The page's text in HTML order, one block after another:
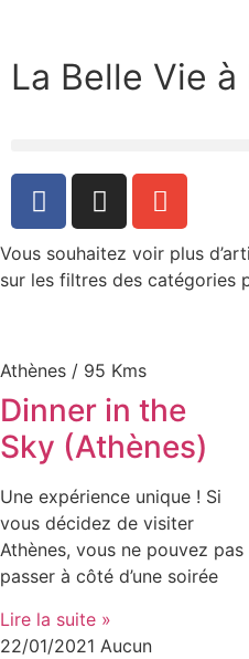
La Belle Vie
Vous souhaitez voir plus
sur les filtres des catégories
Athènes / 95 Kms
Dinner in the
Sky (Athènes)
Une expérience unique ! Si
vous décidez de visiter
Athènes, vous ne pouvez pas
passer à côté d’une soirée
Lire la suite »
22/01/2021 Aucun